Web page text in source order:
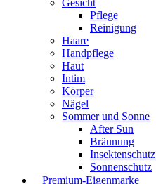
Pflege
Reinigung
Haare
Handpflege
Haut
Intim
Körper
Nägel
Sommer und Sonne
After Sun
Bräunung
Insektenschutz
Sonnenschutz
⠀​Premium-Eigenmarke